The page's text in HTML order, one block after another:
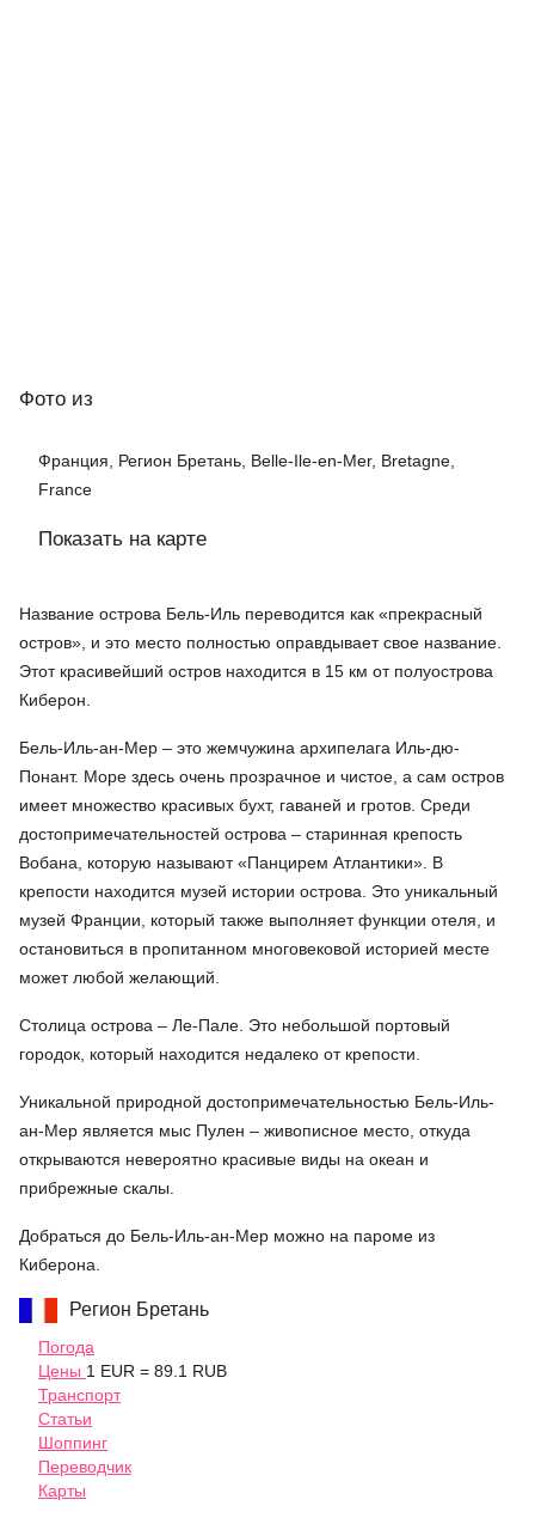
Фото из
Франция, Регион Бретань, Belle-Ile-en-Mer, Bretagne,
France
Показать на карте
Название острова Бель-Иль переводится как «прекрасный
остров», и это место полностью оправдывает свое название.
Этот красивейший остров находится в 15 км от полуострова
Киберон.
Бель-Иль-ан-Мер – это жемчужина архипелага Иль-дю-
Понант. Море здесь очень прозрачное и чистое, а сам остров
имеет множество красивых бухт, гаваней и гротов. Среди
достопримечательностей острова – старинная крепость
Вобана, которую называют «Панцирем Атлантики». В
крепости находится музей истории острова. Это уникальный
музей Франции, который также выполняет функции отеля, и
остановиться в пропитанном многовековой историей месте
может любой желающий.
Столица острова – Ле-Пале. Это небольшой портовый
городок, который находится недалеко от крепости.
Уникальной природной достопримечательностью Бель-Иль-
ан-Мер является мыс Пулен – живописное место, откуда
открываются невероятно красивые виды на океан и
прибрежные скалы.
Добраться до Бель-Иль-ан-Мер можно на пароме из
Киберона.
Регион Бретань
Погода
Цены 1 EUR = 89.1 RUB
Транспорт
Статьи
Шоппинг
Переводчик
Карты